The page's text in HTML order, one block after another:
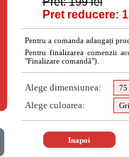
Pret reducere:
Pentru a comanda adaugați
Pentru finalizarea comenzii
"Finalizare comandă").
Alege dimensiunea:
Alege culoarea: